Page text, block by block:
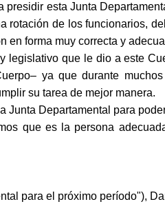
esta Junta
rotación de los funcionarios,
en forma muy correcta y
que le dio a este
ya que durante
su tarea de mejor manera.
Departamental para
que es la persona
para el próximo período"),